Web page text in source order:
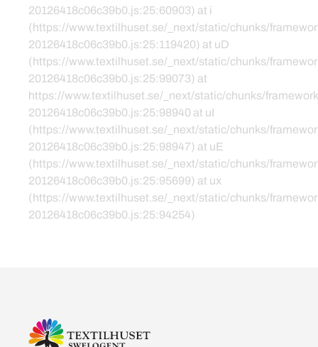
20126418c06c39b0.js:25:60903) at i
(https://www.textilhuset.se/_next/static/chunks/
20126418c06c39b0.js:25:119420) at uD
(https://www.textilhuset.se/_next/static/chunks/
20126418c06c39b0.js:25:99073) at
https://www.textilhuset.se/_next/static/chunks/
20126418c06c39b0.js:25:98940 at uI
(https://www.textilhuset.se/_next/static/chunks/
20126418c06c39b0.js:25:98947) at uE
(https://www.textilhuset.se/_next/static/chunks/
20126418c06c39b0.js:25:95699) at ux
(https://www.textilhuset.se/_next/static/chunks/
20126418c06c39b0.js:25:94254)
Kontakta oss